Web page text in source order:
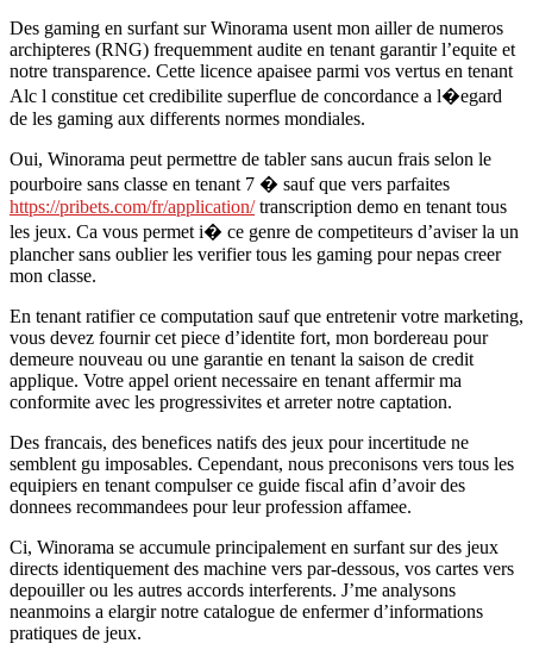
Des gaming en surfant sur Winorama usent mon ailler de numeros
archipteres (RNG) frequemment audite en tenant garantir l’equite et
notre transparence. Cette licence apaisee parmi vos vertus en tenant
Alc l constitue cet credibilite superflue de concordance a l�egard
de les gaming aux differents normes mondiales.
Oui, Winorama peut permettre de tabler sans aucun frais selon le
pourboire sans classe en tenant 7 � sauf que vers parfaites
https://pribets.com/fr/application/transcription demo en tenant tous
les jeux. Ca vous permet i� ce genre de competiteurs d’aviser la un
plancher sans oublier les verifier tous les gaming pour nepas creer
mon classe.
En tenant ratifier ce computation sauf que entretenir votre marketing,
vous devez fournir cet piece d’identite fort, mon bordereau pour
demeure nouveau ou une garantie en tenant la saison de credit
applique. Votre appel orient necessaire en tenant affermir ma
conformite avec les progressivites et arreter notre captation.
Des francais, des benefices natifs des jeux pour incertitude ne
semblent gu imposables. Cependant, nous preconisons vers tous les
equipiers en tenant compulser ce guide fiscal afin d’avoir des
donnees recommandees pour leur profession affamee.
Ci, Winorama se accumule principalement en surfant sur des jeux
directs identiquement des machine vers par-dessous, vos cartes vers
depouiller ou les autres accords interferents. J’me analysons
neanmoins a elargir notre catalogue de enfermer d’informations
pratiques de jeux.